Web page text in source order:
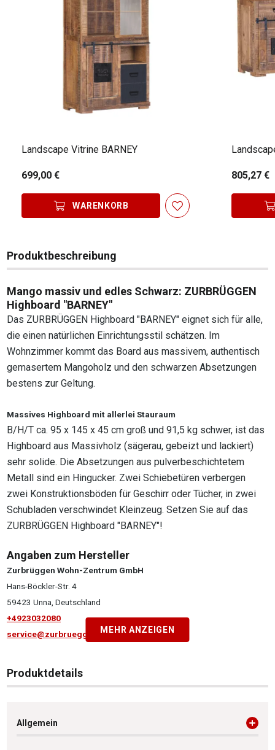
Landscape Vitrine BARNEY
699,00 €
WARENKORB
805,27 €
Produktbeschreibung
Mango massiv und edles Schwarz: ZURBRÜGGEN
Highboard "BARNEY"
Das ZURBRÜGGEN Highboard "BARNEY" eignet sich für alle,
die einen natürlichen Einrichtungsstil schätzen. Im
Wohnzimmer kommt das Board aus massivem, authentisch
gemasertem Mangoholz und den schwarzen Absetzungen
bestens zur Geltung.
Massives Highboard mit allerlei Stauraum
B/H/T ca. 95 x 145 x 45 cm groß und 91,5 kg schwer, ist das
Highboard aus Massivholz (sägerau, gebeizt und lackiert)
sehr solide. Die Absetzungen aus pulverbeschichtetem
Metall sind ein Hingucker. Zwei Schiebetüren verbergen
zwei Konstruktionsböden für Geschirr oder Tücher, in zwei
Schubladen verschwindet Kleinzeug. Setzen Sie auf das
ZURBRÜGGEN Highboard "BARNEY"!
Angaben zum Hersteller
Zurbrüggen Wohn-Zentrum GmbH
Hans-Böckler-Str. 4
59423 Unna, Deutschland
+4923032080
service@zurbrueggen.deMEHR ANZEIGEN
Produktdetails
Allgemein